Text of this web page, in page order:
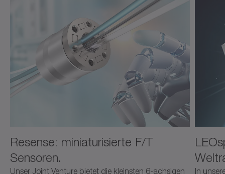
Resense: miniaturisierte F/T
Sensoren.
Unser Joint Venture bietet die kleinsten 6-achsigen
In